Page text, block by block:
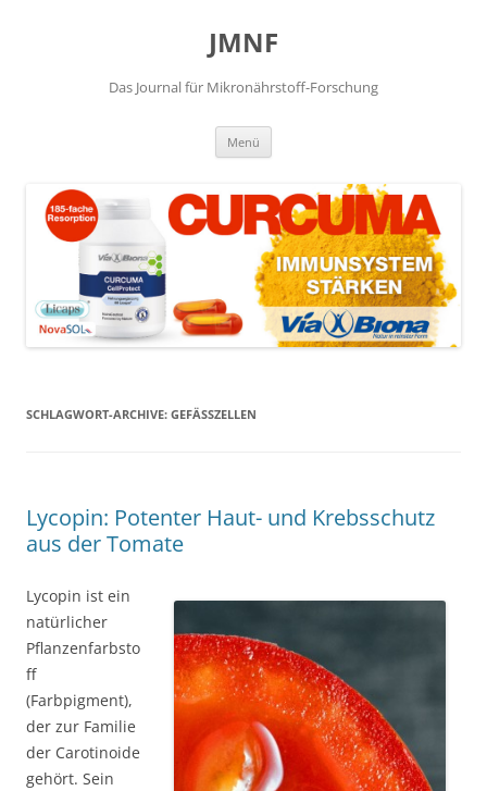
JMNF
Das Journal für Mikronährstoff-Forschung
Menü
SCHLAGWORT-ARCHIVE: GEFÄSSZELLEN
Lycopin: Potenter Haut- und Krebsschutz
aus der Tomate
Lycopin ist ein
natürlicher
Pflanzenfarbsto
ff
(Farbpigment),
der zur Familie
der Carotinoide
gehört. Sein